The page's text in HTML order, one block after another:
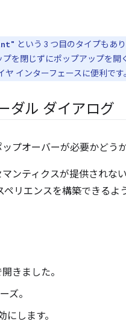
という 3 つ目のタイプもあ
を閉じずにポップアップを開
インターフェースに便利です。
ダル ダイアログ
プオーバーが必要かどう
ンティクスが提供されな
リエンスを構築できる
開きました。
ズ。
します。